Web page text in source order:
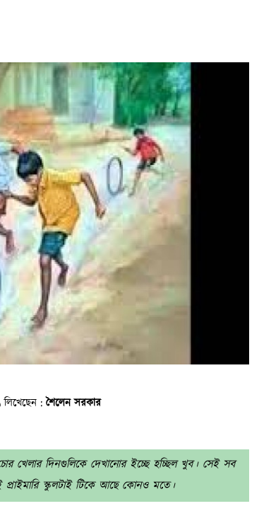
লিখেছেন : শৈলেন সরকার
খেলার দিনগুলিকে দেখানোর ইচ্ছে হচ্ছিল খুব। সেই সব
স্কুলটাই টিকে আছে কোনও মতে।